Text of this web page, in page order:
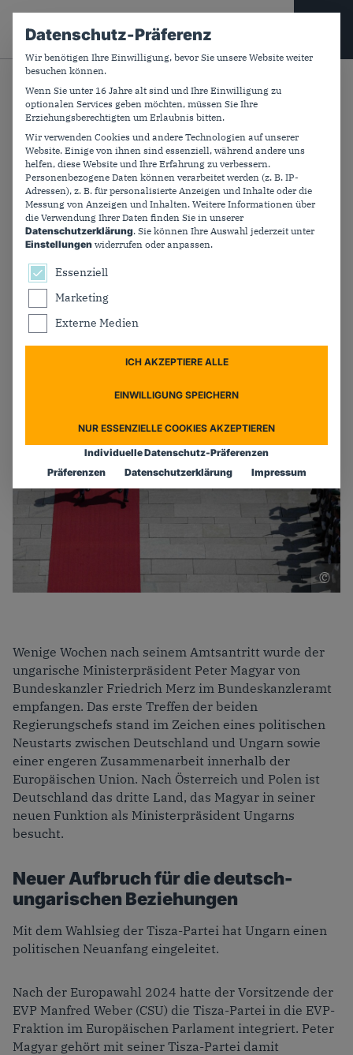
Suchfeld
CDU PLUS
Zurück
Magyar und Merz:
Gemeinsam für Europa
Die Wiederannäherung an Ungarn ist ein
der Europäischen Union.
Veröffentlicht:02.06.2026
Kategorie: CDU Deutschlands
Wenige Wochen nach seinem Amtsantritt wurde der
ungarische Ministerpräsident Peter Magyar von
Bundeskanzler Friedrich Merz im Bundeskanzleramt
empfangen. Das erste Treffen der beiden
Regierungschefs stand im Zeichen eines politischen
Neustarts zwischen Deutschland und Ungarn sowie
einer engeren Zusammenarbeit innerhalb der
Europäischen Union. Nach Österreich und Polen ist
Deutschland das dritte Land, das Magyar in seiner
neuen Funktion als Ministerpräsident Ungarns
besucht.
Neuer Aufbruch für die deutsch-
ungarischen Beziehungen
Mit dem Wahlsieg der Tisza-Partei hat Ungarn einen
politischen Neuanfang eingeleitet.
Nach der Europawahl 2024 hatte der Vorsitzende der
EVP Manfred Weber (CSU) die Tisza-Partei in die EVP-
Fraktion im Europäischen Parlament integriert. Peter
Magyar gehört mit seiner Tisza-Partei damit
Datenschutz-Präferenz
Wir benötigen Ihre Einwilligung, bevor Sie unsere Website weiter
besuchen können.
Wenn Sie unter 16 Jahre alt sind und Ihre Einwilligung zu
optionalen Services geben möchten, müssen Sie Ihre
Erziehungsberechtigten um Erlaubnis bitten.
Wir verwenden Cookies und andere Technologien auf unserer
Website. Einige von ihnen sind essenziell, während andere uns
helfen, diese Website und Ihre Erfahrung zu verbessern.
Personenbezogene Daten können verarbeitet werden (z. B. IP-
Adressen), z. B. für personalisierte Anzeigen und Inhalte oder die
Messung von Anzeigen und Inhalten. Weitere Informationen über
die Verwendung Ihrer Daten finden Sie in unserer
Datenschutzerklärung. Sie können Ihre Auswahl jederzeit unter
Einstellungen widerrufen oder anpassen.
Es folgt eine Liste der Service-Gruppen, für die
Essenziell
Marketing
Externe Medien
ICH AKZEPTIERE ALLE
EINWILLIGUNG SPEICHERN
NUR ESSENZIELLE COOKIES AKZEPTIEREN
Individuelle Datenschutz-Präferenzen
Präferenzen
Datenschutzerklärung Impressum